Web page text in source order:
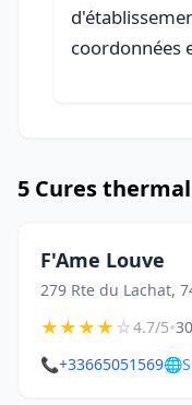
coordonnées
5 Cures
F'Ame Louve
279 Rte du Lachat,
★★★★☆4.7/5•
📞+33665051569🌐